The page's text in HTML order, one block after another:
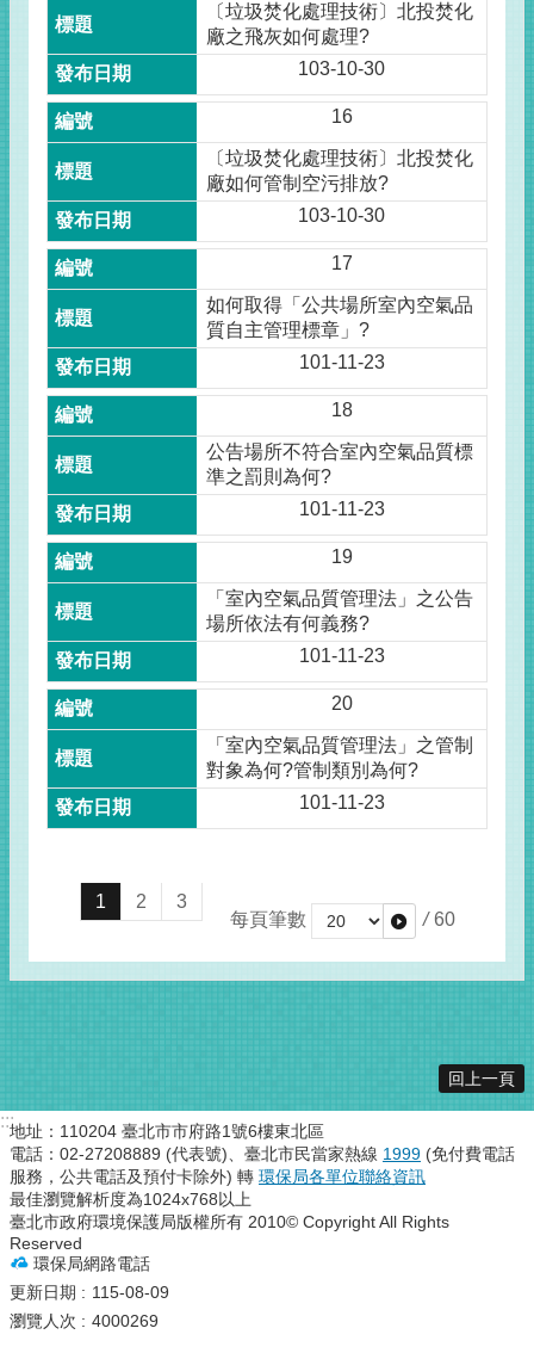
〔垃圾焚化處理技術〕北投焚化
廠之飛灰如何處理?
103-10-30
16
〔垃圾焚化處理技術〕北投焚化
廠如何管制空污排放?
103-10-30
17
如何取得「公共場所室內空氣品
質自主管理標章」?
101-11-23
18
公告場所不符合室內空氣品質標
準之罰則為何?
101-11-23
19
「室內空氣品質管理法」之公告
場所依法有何義務?
101-11-23
20
「室內空氣品質管理法」之管制
對象為何?管制類別為何?
101-11-23
1 2
3
每頁筆數
/ 60
回上一頁
:::地址：110204 臺北市市府路1號6樓東北區
電話：02-27208889 (代表號)、臺北市民當家熱線 1999 (免付費電話
服務，公共電話及預付卡除外) 轉 環保局各單位聯絡資訊
最佳瀏覽解析度為1024x768以上
臺北市政府環境保護局版權所有 2010© Copyright All Rights
Reserved
環保局網路電話
更新日期
115-08-09
瀏覽人次
4000269